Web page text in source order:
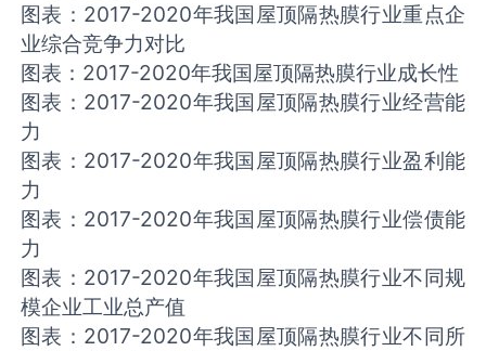
图表：2017-2020年我国屋顶隔热膜行业重点企
业综合竞争力对比
图表：2017-2020年我国屋顶隔热膜行业成长性
图表：2017-2020年我国屋顶隔热膜行业经营能
力
图表：2017-2020年我国屋顶隔热膜行业盈利能
力
图表：2017-2020年我国屋顶隔热膜行业偿债能
力
图表：2017-2020年我国屋顶隔热膜行业不同规
模企业工业总产值
图表：2017-2020年我国屋顶隔热膜行业不同所